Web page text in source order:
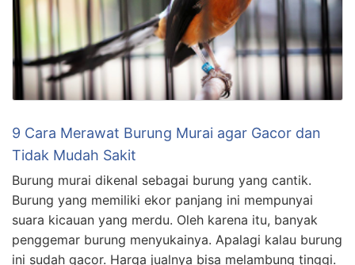
9 Cara Merawat Burung Murai agar Gacor dan
Tidak Mudah Sakit
Burung murai dikenal sebagai burung yang cantik.
Burung yang memiliki ekor panjang ini mempunyai
suara kicauan yang merdu. Oleh karena itu, banyak
penggemar burung menyukainya. Apalagi kalau burung
ini sudah gacor. Harga jualnya bisa melambung tinggi.